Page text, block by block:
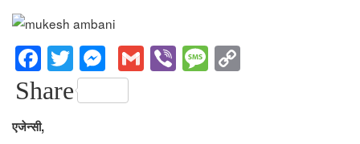
Facebook
TwitterMessenger
GmailViberMessage
Share
एजेन्सी,